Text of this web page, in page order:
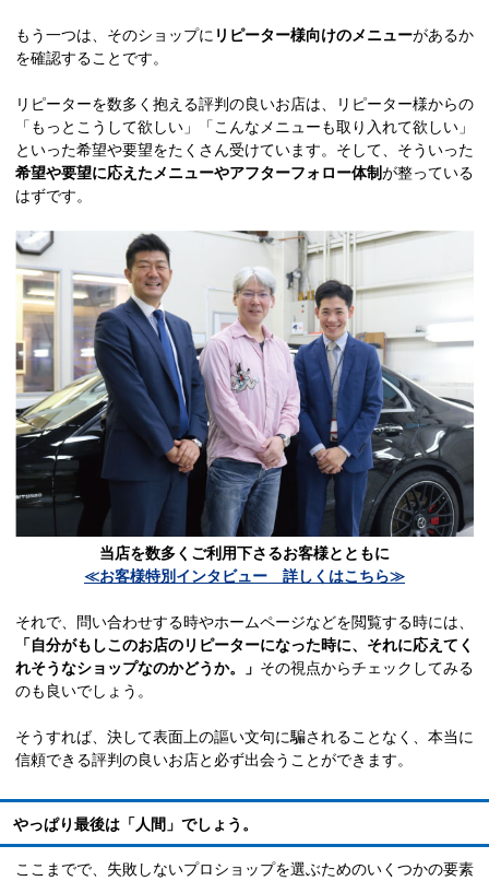
もう一つは、そのショップに リピーター様向けのメニューがあるか
を確認することです。
リピーターを数多く抱える評判の良いお店は、リピーター様からの
「もっとこうして欲しい」「こんなメニューも取り入れて欲しい」
といった希望や要望をたくさん受けています。そして、そういった
希望や要望に応えたメニューやアフターフォロー体制が整っている
はずです。
当店を数多くご利用下さるお客様とともに
≪お客様特別インタビュー 詳しくはこちら≫
それで、問い合わせする時やホームページなどを閲覧する時には、
「自分がもしこのお店のリピーターになった時に、それに応えてく
れそうなショップなのかどうか。」 その視点からチェックしてみる
のも良いでしょう。
そうすれば、決して表面上の謳い文句に騙されることなく、本当に
信頼できる評判の良いお店と必ず出会うことができます。
やっぱり最後は「人間」でしょう。
ここまでで、失敗しないプロショップを選ぶためのいくつかの要素